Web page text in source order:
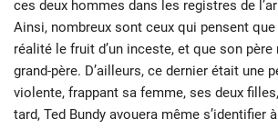
ces deux hommes dans les registres de
Ainsi, nombreux sont ceux qui pensent que
réalité le fruit d’un inceste, et que son père
grand-père. D’ailleurs, ce dernier était une
violente, frappant sa femme, ses deux
tard, Ted Bundy avouera même s’identifier